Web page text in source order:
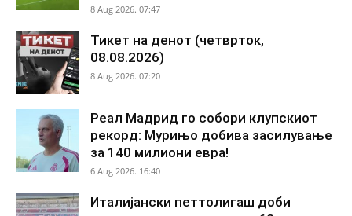
8 Aug 2026. 07:47
Тикет на денот (четврток,
08.08.2026)
8 Aug 2026. 07:20
Реал Мадрид го собори клупскиот
рекорд: Мурињо добива засилување
за 140 милиони евра!
6 Aug 2026. 16:40
Италијански петтолигаш доби